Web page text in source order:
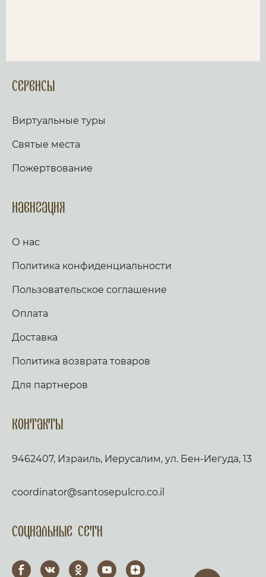
Сервисы
Виртуальные туры
Святые места
Пожертвование
Навигация
О нас
Политика конфиденциальности
Пользовательское соглашение
Оплата
Доставка
Политика возврата товаров
Для партнеров
Контакты
9462407, Израиль, Иерусалим, ул. Бен-Иегуда, 13
coordinator@santosepulcro.co.il
Социальные сети